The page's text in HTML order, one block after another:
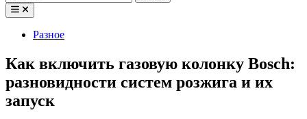
PostedРазное
Как включить газовую колонку Bosch:
разновидности систем розжига и их
запуск